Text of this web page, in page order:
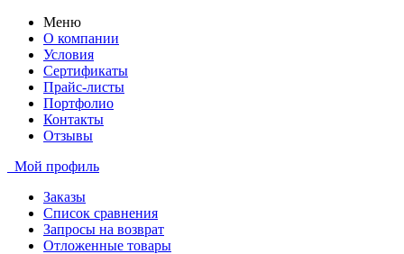
Меню
О компании
Условия
Сертификаты
Прайс-листы
Портфолио
Контакты
Отзывы
Мой профиль
Заказы
Список сравнения
Запросы на возврат
Отложенные товары